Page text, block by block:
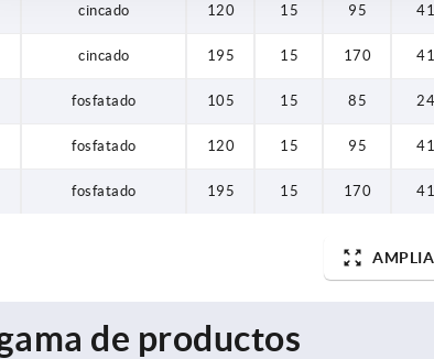
cincado 120 15 95 41
cincado 195 15 170 41
fosfatado 105 15 85 24
fosfatado 120 15 95 41
fosfatado 195 15 170 41
de productos